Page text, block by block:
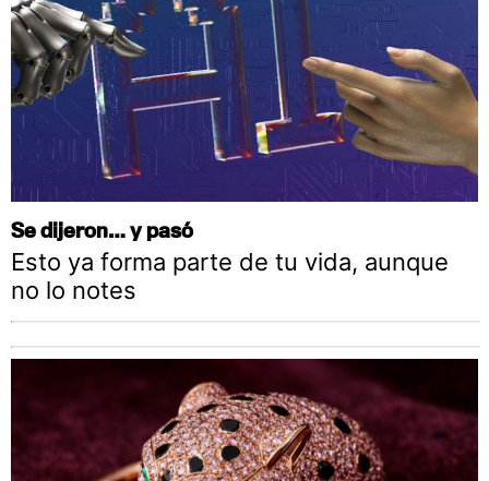
Se dijeron… y pasó
Esto ya forma parte de tu vida, aunque
no lo notes